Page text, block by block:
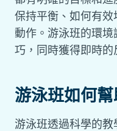
保持平衡、如何有
動作。游泳班的環
巧，同時獲得即時的
游泳班如何
游泳班透過科學的教